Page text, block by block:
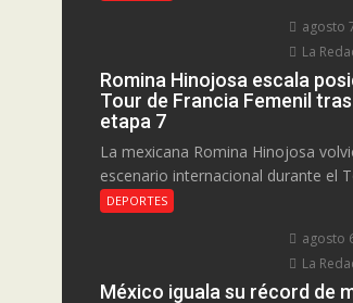
agosto
La
Romina Hinojosa escala
Tour de Francia Femenil
etapa 7
La mexicana Romina Hinojosa
escenario internacional durante el
DEPORTES
agosto
La
México iguala su récord de